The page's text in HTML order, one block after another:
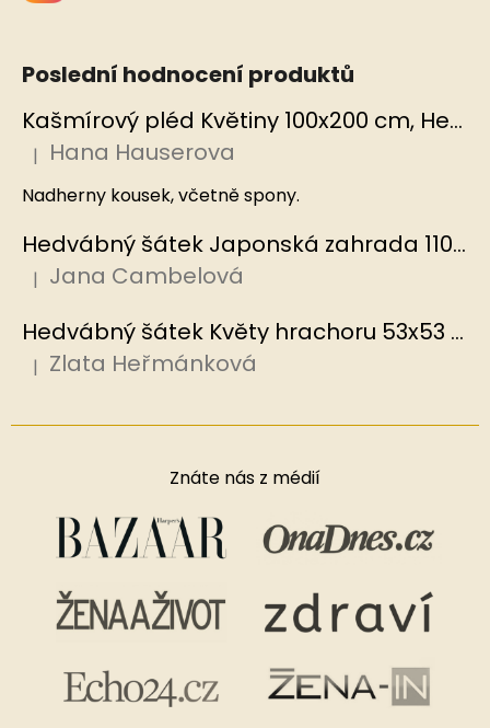
Poslední hodnocení produktů
Kašmírový pléd Květiny 100x200 cm, Hedvábný svět
Hodnocení produktu je 5 z 5 hvězdiček.
| Hana Hauserova
Nadherny kousek, včetně spony.
Hedvábný šátek Japonská zahrada 110x110 cm v dárkovém balení, HEDVÁBNÝ SVĚT
Hodnocení produktu je 5 z 5 hvězdiček.
| Jana Cambelová
Hedvábný šátek Květy hrachoru 53x53 cm v dárkovém balení, HEDVÁBNÝ SVĚT
Hodnocení produktu je 5 z 5 hvězdiček.
| Zlata Heřmánková
Znáte nás z médií